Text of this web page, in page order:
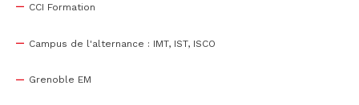
CCI Formation
Campus de l'alternance : IMT, IST, ISCO
Grenoble EM